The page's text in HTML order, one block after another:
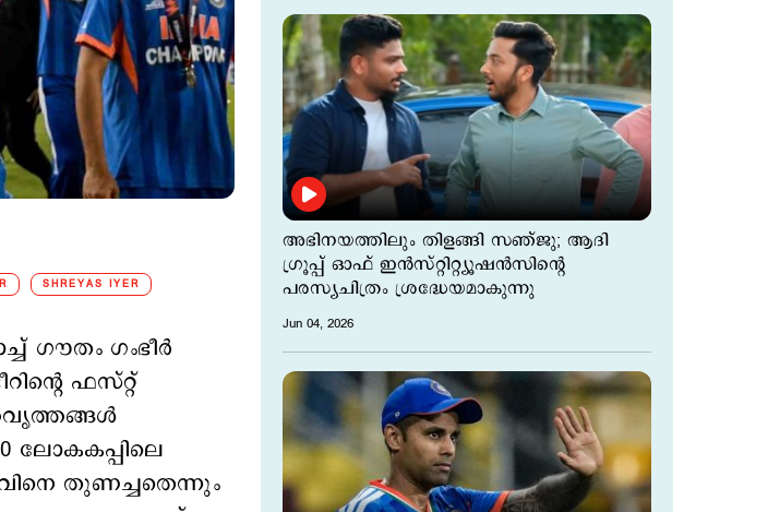
SHREYAS IYER
ഗൗതം ഗംഭീര്‍
ഫസ്റ്റ്
ലോകകപ്പിലെ
തുണച്ചതെന്നും
അഭിനയത്തിലും തിളങ്ങി സഞ്ജു; ആദി
ഗ്രൂപ്പ് ഓഫ് ഇൻസ്റ്റിറ്റ്യൂഷൻസിന്റെ
പരസ്യചിത്രം ശ്രദ്ധേയമാകുന്നു
Jun 04, 2026